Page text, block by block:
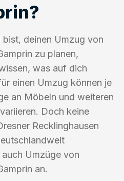
deinen Umzug von
zu planen,
was auf dich
einen Umzug können je
an Möbeln und weiteren
Doch keine
Recklinghausen
Umzüge von
an.